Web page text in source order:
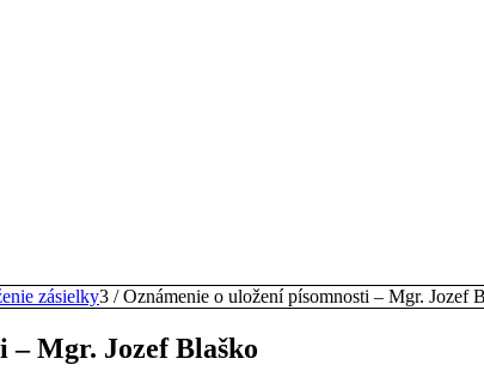
zásielky3 / Oznámenie o uložení písomnosti – Mgr. Jozef
– Mgr. Jozef Blaško